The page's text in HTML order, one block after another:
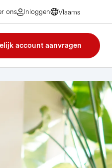
ons Inloggen
Vlaams
Vlaams
Vlaams
account aanvragen